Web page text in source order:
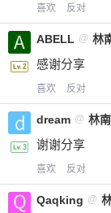
喜欢 反对
ABELL @ 林
感谢分享
喜欢 反对
dream @ 林南
谢谢分享
喜欢 反对
Qaqking @